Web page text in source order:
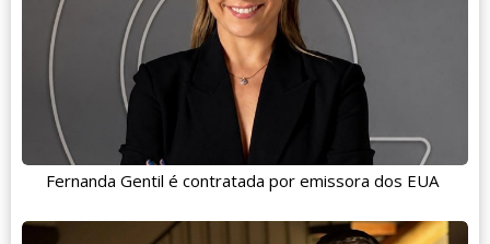
Fernanda Gentil é contratada por emissora dos EUA